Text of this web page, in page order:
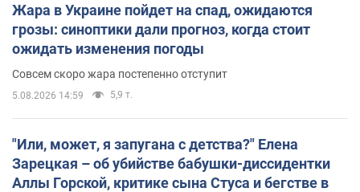
Жара в Украине пойдет на спад, ожидаются
грозы: синоптики дали прогноз, когда стоит
ожидать изменения погоды
Совсем скоро жара постепенно отступит
5.08.2026 14:59 5,9 т.
"Или, может, я запугана с детства?" Елена
Зарецкая – об убийстве бабушки-диссидентки
Аллы Горской, критике сына Стуса и бегстве в